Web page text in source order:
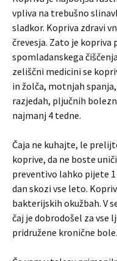
vpliva na trebušno
sladkor. Kopriva zdravi
črevesja. Zato je
spomladanskega
zeliščni medicini se
in žolča, motnjah
razjedah, pljučnih
najmanj 4 tedne.
Čaja ne kuhajte, le
koprive, da ne boste
preventivo lahko pijete
dan skozi vse leto.
bakterijskih okužbah. V
čaj je dobrodošel za vse
pridružene kronične